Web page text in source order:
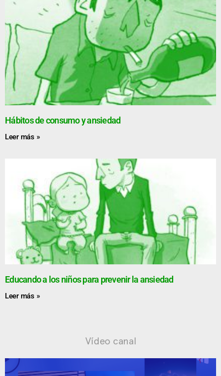
Hábitos de consumo y ansiedad
Leer más »
Educando a los niños para prevenir la ansiedad
Leer más »
Vídeo canal